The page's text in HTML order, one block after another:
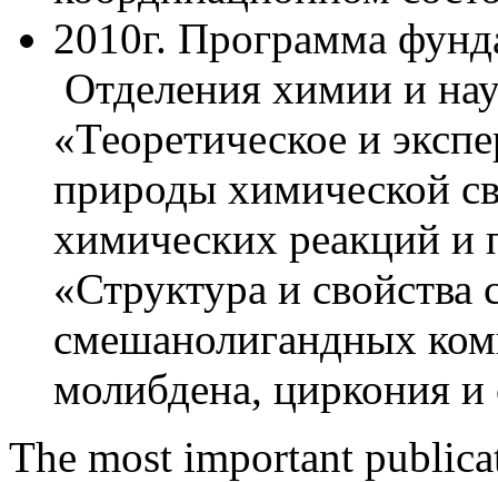
2010г. Программа
Отделения химии и
«Теоретическое и
природы химической
химических реакций
«Структура и
смешанолигандных
молибдена, циркония и
The most important